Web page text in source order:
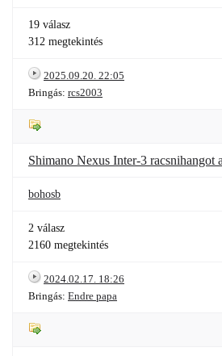
19 válasz
312 megtekintés
2025.09.20. 22:05
Bringás: rcs2003
Shimano Nexus Inter-3 racsnihangot
bohosb
2 válasz
2160 megtekintés
2024.02.17. 18:26
Bringás: Endre papa